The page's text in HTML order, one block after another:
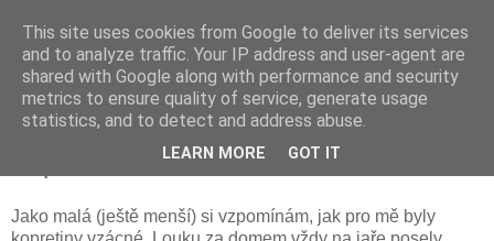
Jako malá (ještě menší) si vzpomínám, jak pro mě byly
This site uses cookies from Google to deliver its services
and to analyze traffic. Your IP address and user-agent are
shared with Google along with performance and security
metrics to ensure quality of service, generate usage
statistics, and to detect and address abuse.
LEARN MORE GOT IT